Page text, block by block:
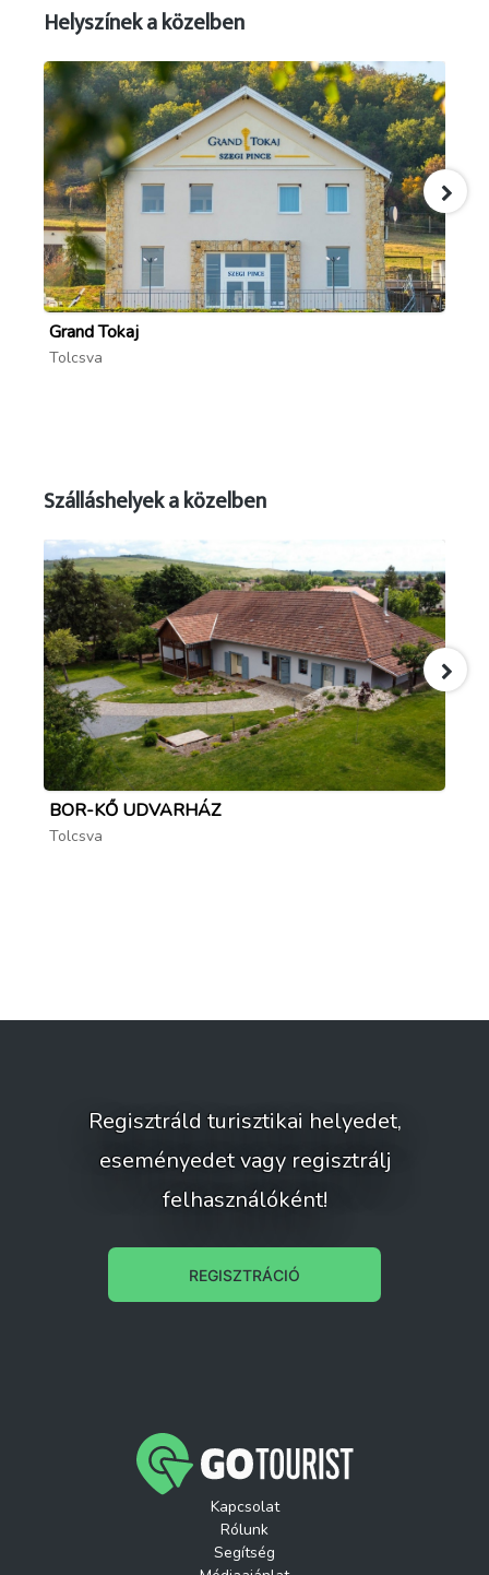
Helyszínek a közelben
Grand Tokaj
Tolcsva
Szálláshelyek a közelben
BOR-KŐ UDVARHÁZ
Tolcsva
Regisztráld turisztikai helyedet,
eseményedet vagy regisztrálj
felhasználóként!
REGISZTRÁCIÓ
Kapcsolat
Rólunk
Segítség